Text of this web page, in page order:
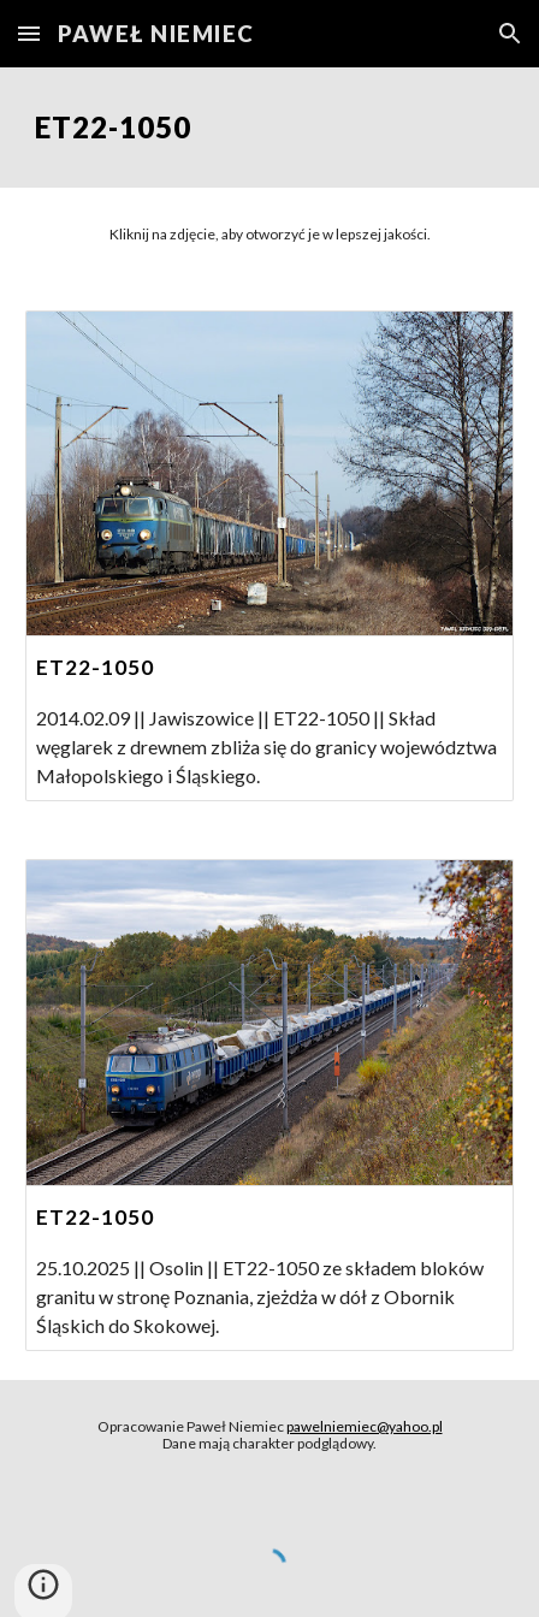
Skip to main content Skip to navigation
PAWEŁ NIEMIEC
ET22-1050
Kliknij na zdjęcie, aby otworzyć je w lepszej jakości.
ET22-1050
2014.02.09 || Jawiszowice || ET22-1050 || Skład
węglarek z drewnem zbliża się do granicy województwa
Małopolskiego i Śląskiego.
ET22-1050
25.10.2025 || Osolin || ET22-1050 ze składem bloków
granitu w stronę Poznania, zjeżdża w dół z Obornik
Śląskich do Skokowej.
Opracowanie Paweł Niemiecpawelniemiec@yahoo.pl
Dane mają charakter podglądowy.